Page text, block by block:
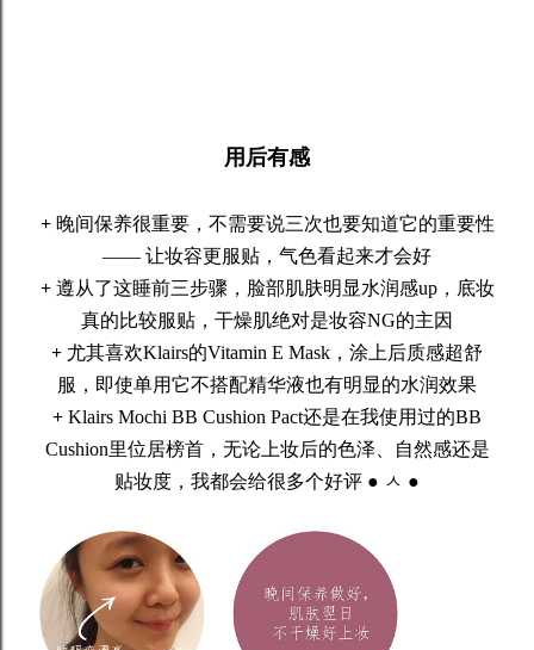
用后有感
+ 晚间保养很重要，不需要说三次也要知道它的重要性
—— 让妆容更服贴，气色看起来才会好
+ 遵从了这睡前三步骤，脸部肌肤明显水润感up，底妆
真的比较服贴，干燥肌绝对是妆容NG的主因
+ 尤其喜欢Klairs的Vitamin E Mask，涂上后质感超舒
服，即使单用它不搭配精华液也有明显的水润效果
+ Klairs Mochi BB Cushion Pact还是在我使用过的BB
Cushion里位居榜首，无论上妆后的色泽、自然感还是
贴妆度，我都会给很多个好评 ● ㅅ ●